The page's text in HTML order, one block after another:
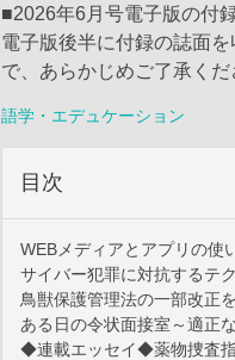
■2026年6月号電子版の付
電子版後半に付録の誌面
で、あらかじめご了承くだ
語学・エデュケーション
目次
WEBメディアとアプリの使
サイバー犯罪に対抗するテ
鳥獣保護管理法の一部改正
ある日の令状面接室～適正
◆連載エッセイ◆薬物捜査指